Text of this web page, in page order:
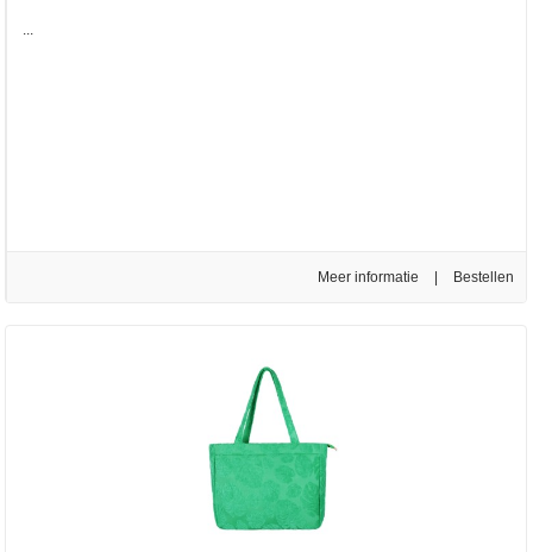
Meer informatie |